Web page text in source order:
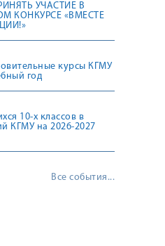
УЧАСТИЕ В
КОНКУРСЕ «ВМЕСТЕ
курсы КГМУ
год
10-х классов в
КГМУ на 2026-2027
Все события...